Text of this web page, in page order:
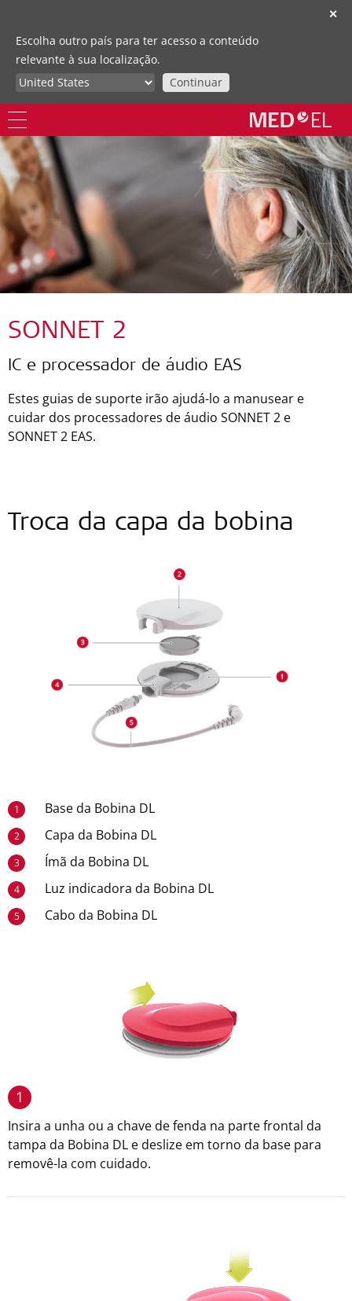
✕
Escolha outro país para ter acesso a conteúdo
relevante à sua localização.
Continuar
SONNET 2
IC e processador de áudio EAS
Estes guias de suporte irão ajudá-lo a manusear e
cuidar dos processadores de áudio SONNET 2 e
SONNET 2 EAS.
Troca da capa da bobina
1 Base da Bobina DL
2 Capa da Bobina DL
3 Ímã da Bobina DL
4 Luz indicadora da Bobina DL
5 Cabo da Bobina DL
1
Insira a unha ou a chave de fenda na parte frontal da
tampa da Bobina DL e deslize em torno da base para
removê-la com cuidado.